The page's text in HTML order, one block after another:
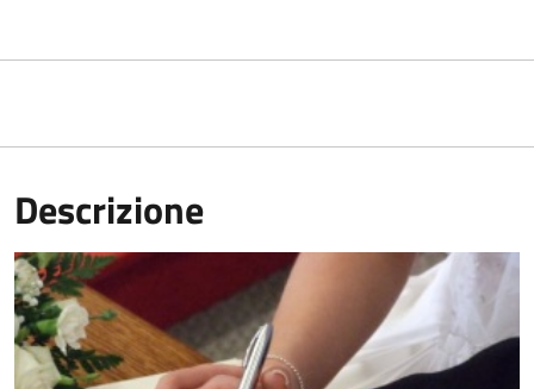
Descrizione